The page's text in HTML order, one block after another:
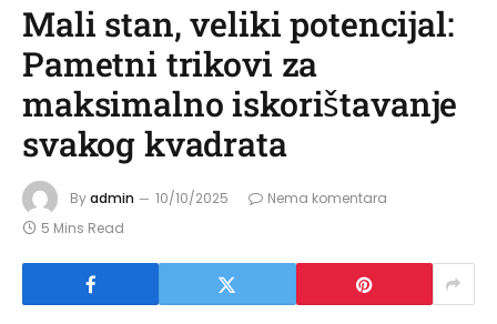
Mali stan, veliki potencijal:
Pametni trikovi za
maksimalno iskorištavanje
svakog kvadrata
Byadmin 10/10/2025
Nema komentara
5 Mins Read